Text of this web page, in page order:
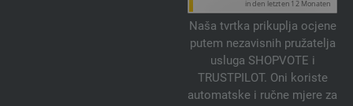
Naša tvrtka prikuplja ocjene
putem nezavisnih pružatelja
usluga SHOPVOTE i
TRUSTPILOT. Oni koriste
automatske i ručne mjere za